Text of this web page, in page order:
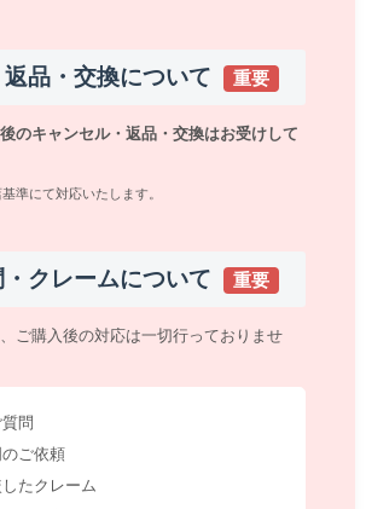
品・交換について 重要
のキャンセル・返品・交換はお受けして
準にて対応いたします。
クレームについて 重要
ご購入後の対応は一切行っておりませ
問
ご依頼
たクレーム